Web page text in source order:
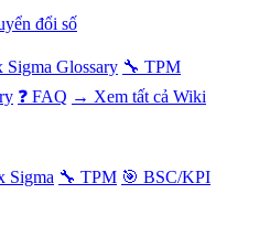
đổi số
Sigma Glossary 🔧 TPM
❓ FAQ → Xem tất cả Wiki
Sigma 🔧 TPM 🎯 BSC/KPI